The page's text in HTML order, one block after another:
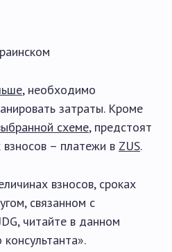
, необходимо
затраты. Кроме
схеме, предстоят
– платежи в ZUS.
взносов, сроках
связанном с
читайте в данном